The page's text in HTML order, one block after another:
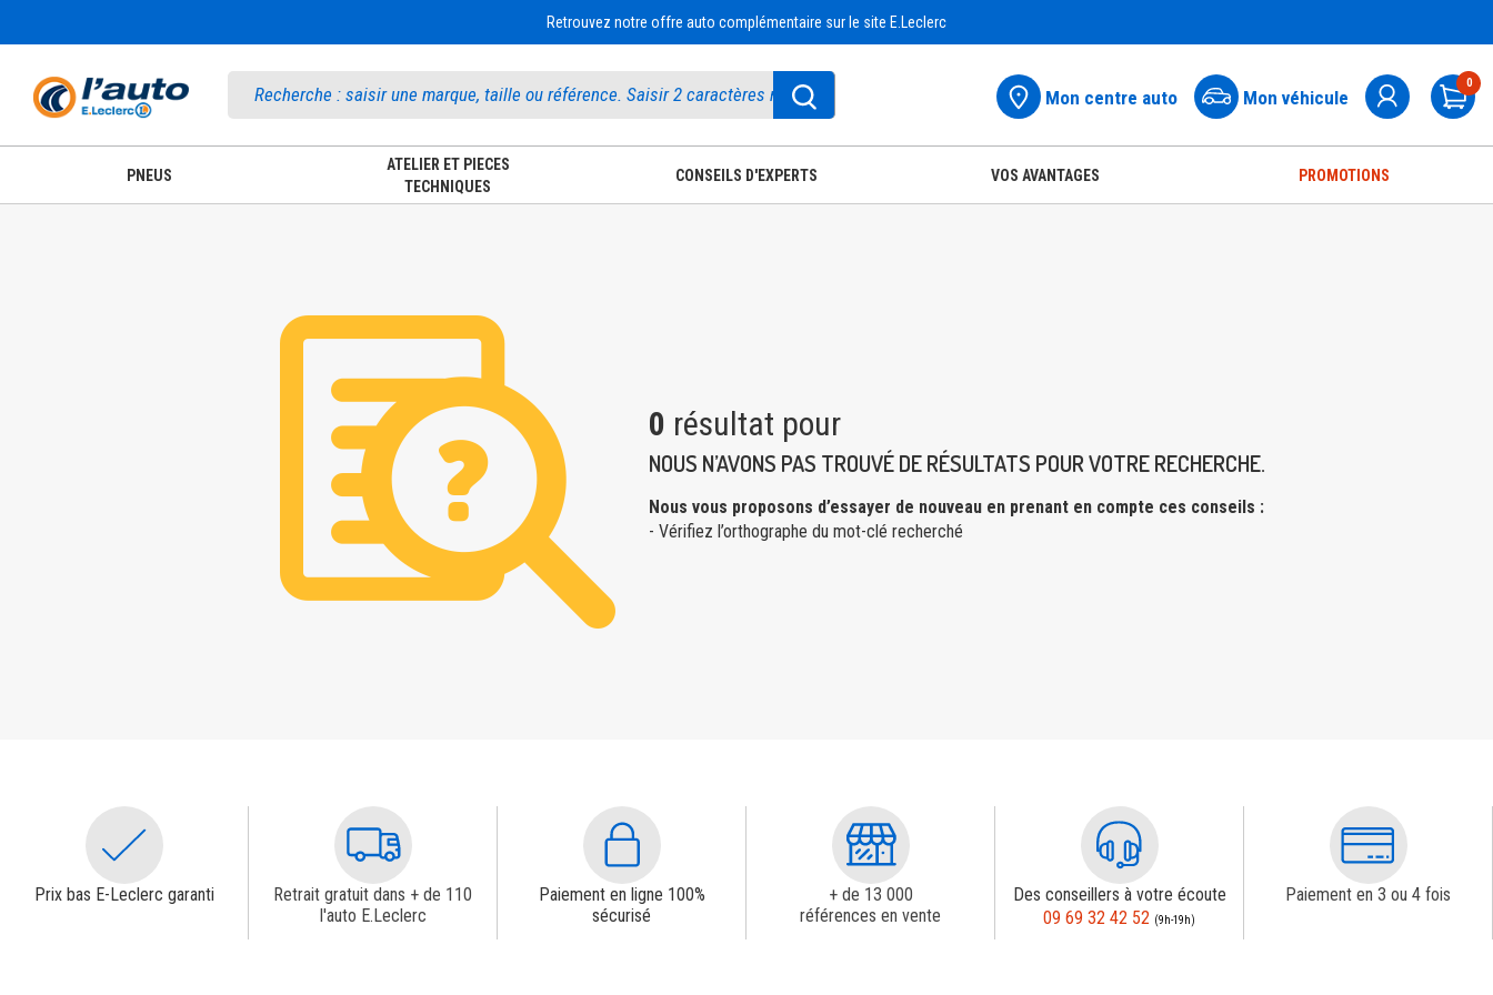
Retrouvez notre offre auto complémentaire sur le site E.Leclerc
Mon centre auto Mon véhicule
0
PNEUS
ATELIER ET PIECES
TECHNIQUES
CONSEILS D'EXPERTS VOS AVANTAGES PROMOTIONS
0 résultat pour
NOUS N’AVONS PAS TROUVÉ DE RÉSULTATS POUR VOTRE RECHERCHE.
Nous vous proposons d’essayer de nouveau en prenant en compte ces conseils :
- Vérifiez l’orthographe du mot-clé recherché
Prix bas E-Leclerc garanti
Retrait gratuit dans + de 110
l'auto E.Leclerc
Paiement en ligne 100%
sécurisé
+ de 13 000
références en vente
Des conseillers à votre écoute
09 69 32 42 52 (9h-19h)
Paiement en 3 ou 4 fois